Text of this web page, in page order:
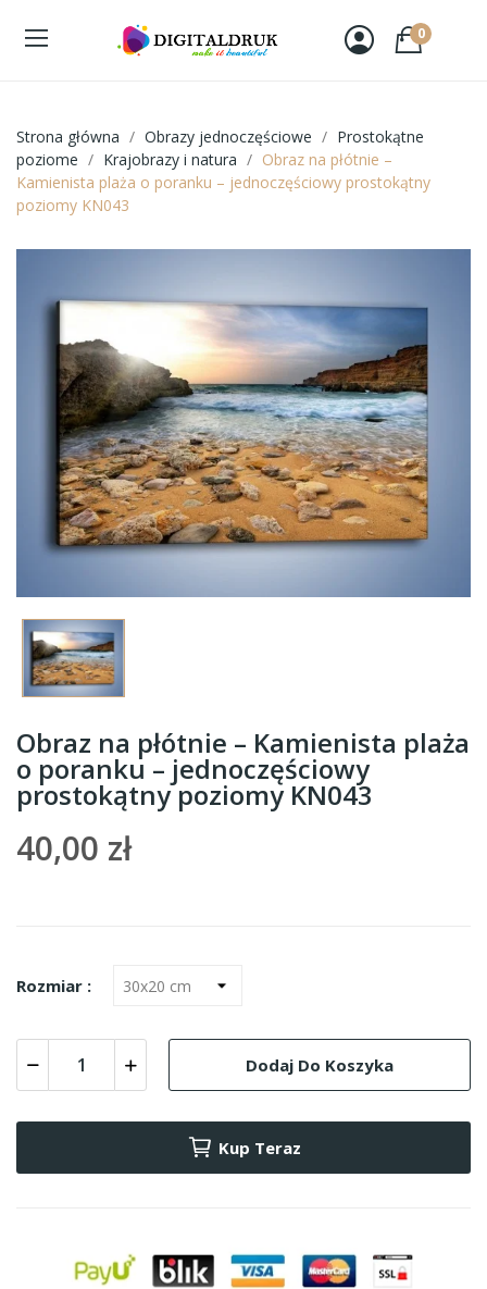
0
Strona główna Obrazy jednoczęściowe
Prostokątne
poziome
Krajobrazy i natura
Obraz na płótnie –
Kamienista plaża o poranku – jednoczęściowy prostokątny
poziomy KN043
Obraz na płótnie – Kamienista plaża
o poranku – jednoczęściowy
prostokątny poziomy KN043
40,00 zł
Rozmiar :
Dodaj Do Koszyka
Kup Teraz